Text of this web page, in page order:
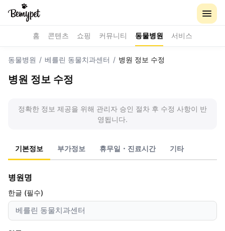
홈 콘텐츠 쇼핑 커뮤니티 동물병원 서비스
동물병원 / 베를린 동물치과센터 / 병원 정보 수정
병원 정보 수정
정확한 정보 제공을 위해 관리자 승인 절차 후 수정 사항이 반
영됩니다.
기본정보 부가정보 휴무일・진료시간 기타
병원명
한글 (필수)